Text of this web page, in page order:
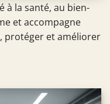
à la santé, au bien-
et accompagne
protéger et améliorer